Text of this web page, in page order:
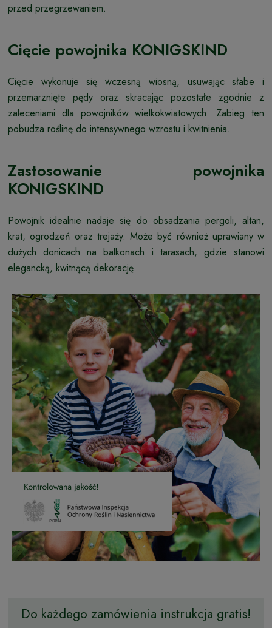
przed przegrzewaniem.
Cięcie powojnika KONIGSKIND
Cięcie wykonuje się wczesną wiosną, usuwając słabe i
przemarznięte pędy oraz skracając pozostałe zgodnie z
zaleceniami dla powojników wielkokwiatowych. Zabieg ten
pobudza roślinę do intensywnego wzrostu i kwitnienia.
Zastosowanie powojnika
KONIGSKIND
Powojnik idealnie nadaje się do obsadzania pergoli, altan,
krat, ogrodzeń oraz trejaży. Może być również uprawiany w
dużych donicach na balkonach i tarasach, gdzie stanowi
elegancką, kwitnącą dekorację.
Do każdego zamówienia instrukcja gratis!